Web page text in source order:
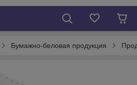
Бумажно-беловая продукция